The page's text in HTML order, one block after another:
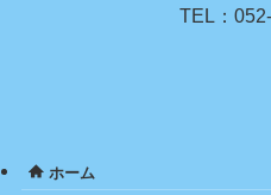
TEL：
ホーム